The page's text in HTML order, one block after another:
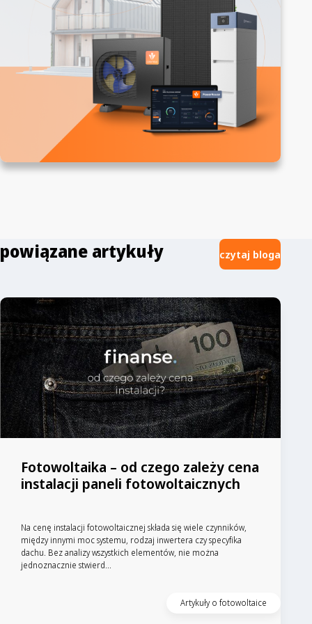
powiązane artykuły czytaj bloga
Fotowoltaika – od czego zależy cena
instalacji paneli fotowoltaicznych
Na cenę instalacji fotowoltaicznej składa się wiele czynników,
między innymi moc systemu, rodzaj inwertera czy specyfika
dachu. Bez analizy wszystkich elementów, nie można
jednoznacznie stwierd...
Artykuły o fotowoltaice